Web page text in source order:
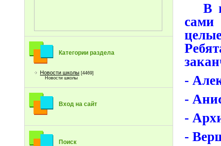
Категории раздела
Новости школы [4469]
Новости школы
Вход на сайт
Поиск
В
сами
-
-
-
-